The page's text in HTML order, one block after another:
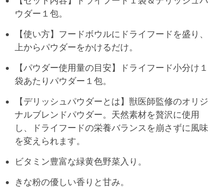
ウダー１包。
【使い方】フードボウルにドライフードを盛り、
上からパウダーをかけるだけ。
【パウダー使用量の目安】ドライフード小分け１
袋あたりパウダー１包。
【デリッシュパウダーとは】獣医師監修のオリジ
ナルブレンドパウダー。天然素材を贅沢に使用
し、ドライフードの栄養バランスを崩さずに風味
を変えられます。
ビタミン豊富な緑黄色野菜入り。
きな粉の優しい香りと甘み。